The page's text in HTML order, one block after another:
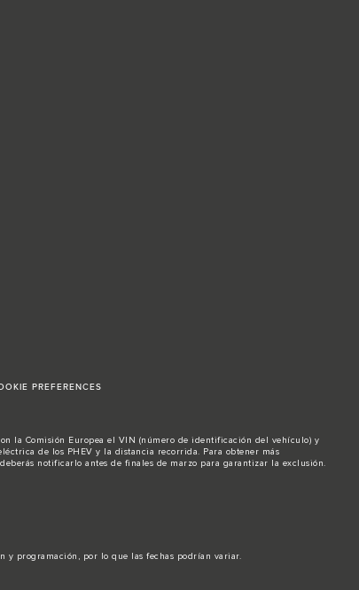
PREFERENCES
la Comisión Europea el VIN (número de identificación del vehículo) y
de los PHEV y la distancia recorrida. Para obtener más
notificarlo antes de finales de marzo para garantizar la exclusión.
y programación, por lo que las fechas podrían variar.